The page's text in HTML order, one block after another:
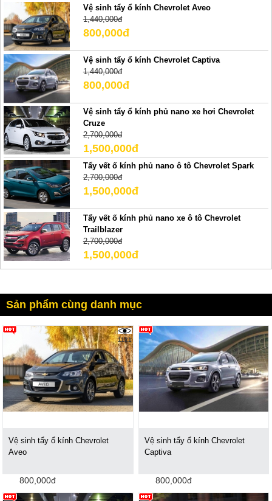
Vệ sinh tẩy ổ kính Chevrolet Aveo
1,440,000đ
800,000đ
Vệ sinh tẩy ổ kính Chevrolet Captiva
1,440,000đ
800,000đ
Vệ sinh tẩy ổ kính phủ nano xe hơi Chevrolet
Cruze
2,700,000đ
1,500,000đ
Tẩy vết ố kính phủ nano ô tô Chevrolet Spark
2,700,000đ
1,500,000đ
Tẩy vết ố kính phủ nano xe ô tô Chevrolet
Trailblazer
2,700,000đ
1,500,000đ
Sản phẩm cùng danh mục
1121
Vệ sinh tẩy ổ kính Chevrolet
Aveo
800,000đ
Vệ sinh tẩy ổ kính Chevrolet
Captiva
800,000đ